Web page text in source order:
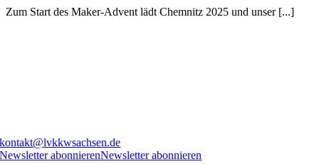
Zum Start des Maker-Advent lädt Chemnitz 2025 und unser [...]
kontakt@lvkkwsachsen.de
Newsletter abonnierenNewsletter abonnieren